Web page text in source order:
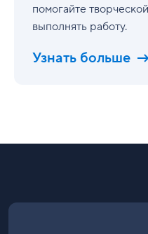
помогайте
выполнять работу.
Узнать больше